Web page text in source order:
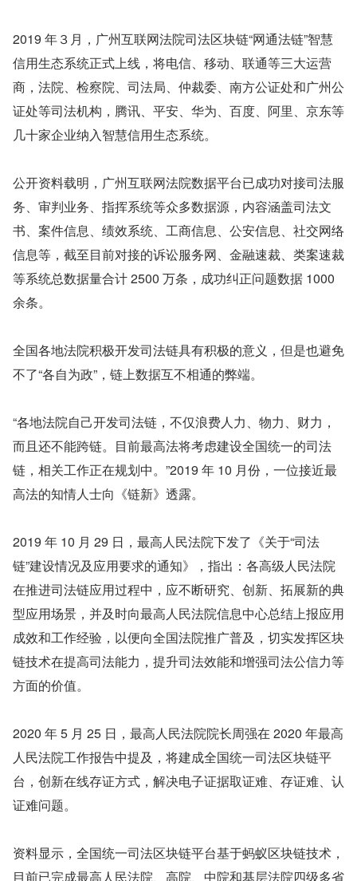
2019 年３月，广州互联网法院司法区块链“网通法链”智慧
信用生态系统正式上线，将电信、移动、联通等三大运营
商，法院、检察院、司法局、仲裁委、南方公证处和广州公
证处等司法机构，腾讯、平安、华为、百度、阿里、京东等
几十家企业纳入智慧信用生态系统。
公开资料载明，广州互联网法院数据平台已成功对接司法服
务、审判业务、指挥系统等众多数据源，内容涵盖司法文
书、案件信息、绩效系统、工商信息、公安信息、社交网络
信息等，截至目前对接的诉讼服务网、金融速裁、类案速裁
等系统总数据量合计 2500 万条，成功纠正问题数据 1000
余条。
全国各地法院积极开发司法链具有积极的意义，但是也避免
不了“各自为政”，链上数据互不相通的弊端。
“各地法院自己开发司法链，不仅浪费人力、物力、财力，
而且还不能跨链。目前最高法将考虑建设全国统一的司法
链，相关工作正在规划中。”2019 年 10 月份，一位接近最
高法的知情人士向《链新》透露。
2019 年 10 月 29 日，最高人民法院下发了《关于“司法
链”建设情况及应用要求的通知》，指出：各高级人民法院
在推进司法链应用过程中，应不断研究、创新、拓展新的典
型应用场景，并及时向最高人民法院信息中心总结上报应用
成效和工作经验，以便向全国法院推广普及，切实发挥区块
链技术在提高司法能力，提升司法效能和增强司法公信力等
方面的价值。
2020 年 5 月 25 日，最高人民法院院长周强在 2020 年最高
人民法院工作报告中提及，将建成全国统一司法区块链平
台，创新在线存证方式，解决电子证据取证难、存证难、认
证难问题。
资料显示，全国统一司法区块链平台基于蚂蚁区块链技术，
目前已完成最高人民法院、高院、中院和基层法院四级多省